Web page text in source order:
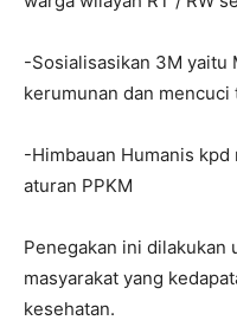
-Sosialisasikan 3M yaitu
kerumunan dan
-Himbauan Humanis
aturan PPKM
Penegakan ini dilakukan
masyarakat yang
kesehatan.